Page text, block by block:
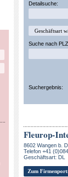
Detailsuche:
Suche nach
Suchergebnis:
Fleurop-
8602 Wangen b.
Telefon +41
Geschäftsart: DL
Zum